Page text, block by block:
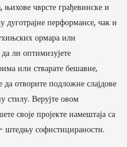
чврсте грађевинске и
дуготрајне перформансе, чак и
ормара или
ли оптимизујете
или стварате бешавне,
отворите подложне слајдове
стилу. Верујте овом
своје пројекте намештаја са
софистицираности.